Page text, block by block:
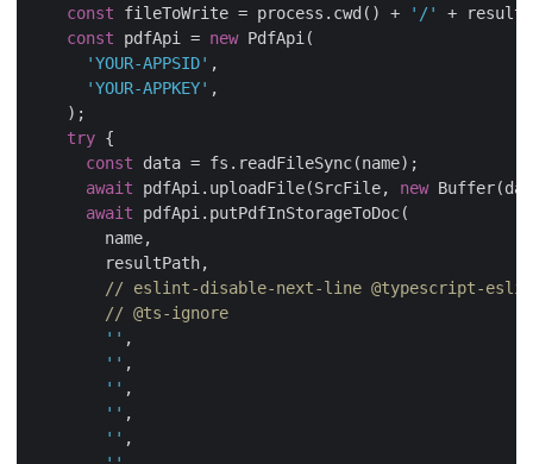
const fileToWrite = process.cwd() + '/'
+
const pdfApi = new PdfApi(
'YOUR-APPSID' ,
'YOUR-APPKEY' ,
    );
try {
const data = fs.readFileSync(name);
await pdfApi.uploadFile(SrcFile, new
await pdfApi.putPdfInStorageToDoc(
        name,
        resultPath,
// eslint-disable-next-line @typescript-
// @ts-ignore
'' ,
'' ,
'' ,
'' ,
'' ,